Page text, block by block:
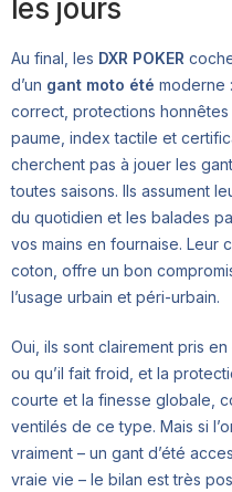
les jours
Au final, les DXR POKER
d’un gant moto été moderne
correct, protections
paume, index tactile et
cherchent pas à jouer les
toutes saisons. Ils assument
du quotidien et les balades
vos mains en fournaise. Leur
coton, offre un bon
l’usage urbain et péri-urbain.
Oui, ils sont clairement pris
ou qu’il fait froid, et la
courte et la finesse globale,
ventilés de ce type. Mais si
vraiment – un gant d’été
vraie vie – le bilan est très